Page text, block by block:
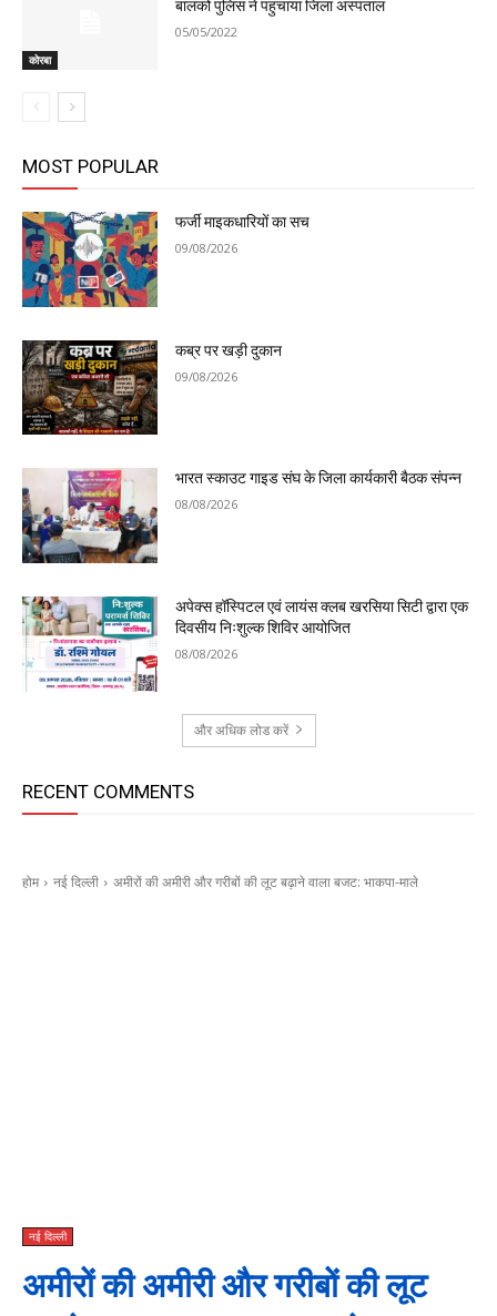
कोरबा
बालको पुलिस ने पहुंचाया जिला अस्पताल
05/05/2022
MOST POPULAR
फर्जी माइकधारियों का सच
09/08/2026
कब्र पर खड़ी दुकान
09/08/2026
भारत स्काउट गाइड संघ के जिला कार्यकारी बैठक संपन्न
08/08/2026
अपेक्स हॉस्पिटल एवं लायंस क्लब खरसिया सिटी द्वारा एक
दिवसीय निःशुल्क शिविर आयोजित
08/08/2026
और अधिक लोड करें
RECENT COMMENTS